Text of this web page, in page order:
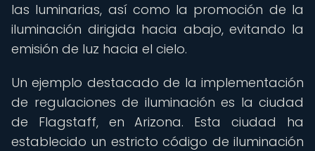
las luminarias, así como la promoción de la
iluminación dirigida hacia abajo, evitando la
emisión de luz hacia el cielo.
Un ejemplo destacado de la implementación
de regulaciones de iluminación es la ciudad
de Flagstaff, en Arizona. Esta ciudad ha
establecido un estricto código de iluminación